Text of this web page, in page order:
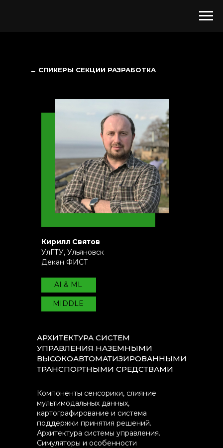
← СПИКЕРЫ СЕКЦИИ РАЗРАБОТКА
АРХИТЕКТУРА СИСТЕМ
УПРАВЛЕНИЯ НАЗЕМНЫМИ
ВЫСОКОАВТОМАТИЗИРОВАННЫМИ
ТРАНСПОРТНЫМИ СРЕДСТВАМИ
Компоненты сенсорики, слияние
мультимодальных данных,
картографирование и система
поддержки принятия решений.
Архитектура системы управления.
Симуляторы и особенности
AI & ML
MIDDLE
Кирилл Святов
УлГТУ, Ульяновск
Декан ФИСТ